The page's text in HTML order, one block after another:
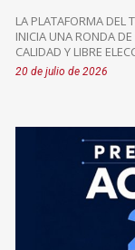
LA PLATAFORMA DEL
INICIA UNA RONDA
CALIDAD Y LIBRE
20 de julio de 2026